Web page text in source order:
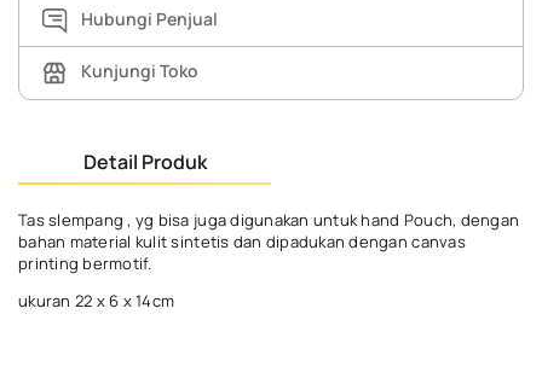
Hubungi Penjual
Kunjungi Toko
Detail Produk
Tas slempang , yg bisa juga digunakan untuk hand Pouch, dengan
bahan material kulit sintetis dan dipadukan dengan canvas
printing bermotif.
ukuran 22 x 6 x 14cm